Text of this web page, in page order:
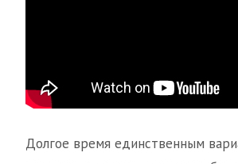
Долгое время единственным